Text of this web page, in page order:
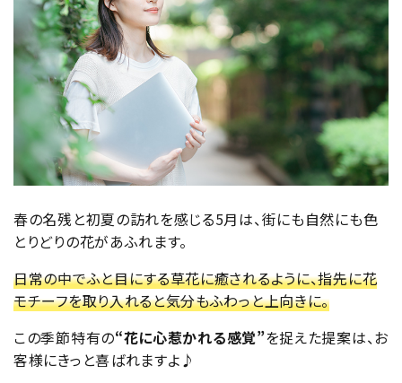
春の名残と初夏の訪れを感じる5月は、街にも自然にも色
とりどりの花があふれます。
日常の中でふと目にする草花に癒されるように、指先に花
モチーフを取り入れると気分もふわっと上向きに。
この季節特有の“花に心惹かれる感覚”を捉えた提案は、お
客様にきっと喜ばれますよ♪